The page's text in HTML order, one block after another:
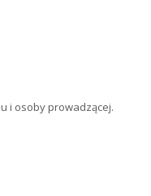
i osoby prowadzącej.